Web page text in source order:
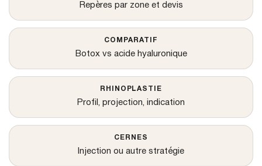
Repères par zone et devis
COMPARATIF
Botox vs acide hyaluronique
RHINOPLASTIE
Profil, projection, indication
CERNES
Injection ou autre stratégie